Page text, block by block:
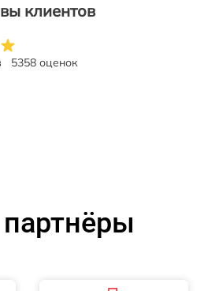
клиентов
5358 оценок